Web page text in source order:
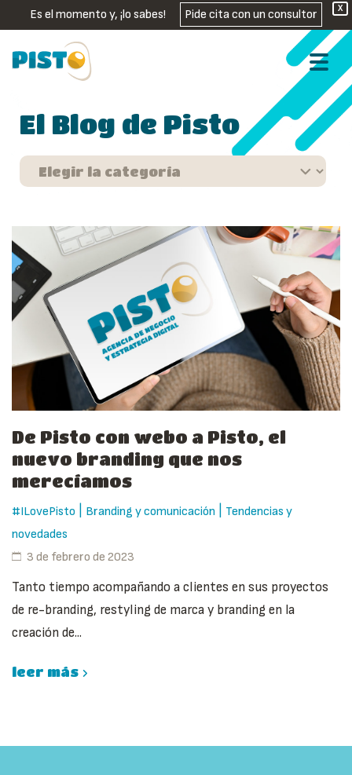
X
Es el momento y, ¡lo sabes! Pide cita con un consultor
El Blog de Pisto
De Pisto con webo a Pisto, el
nuevo branding que nos
merecíamos
#ILovePisto Branding y comunicación
Tendencias y
novedades
3 de febrero de 2023
Tanto tiempo acompañando a clientes en sus proyectos
de re-branding, restyling de marca y branding en la
creación de...
leer más